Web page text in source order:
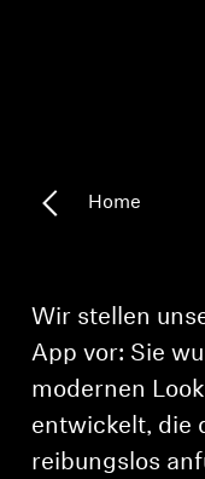
Hearing
Ressourcen zum
Original-Hörteile
Home
Wir stellen
App vor: Sie
modernen
entwickelt, die
reibungslos